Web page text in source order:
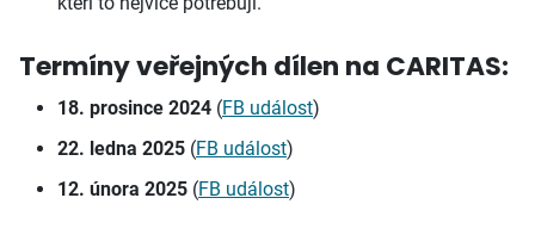
Termíny veřejných dílen na CARITAS:
18. prosince 2024 (FB událost)
22. ledna 2025 (FB událost)
12. února 2025 (FB událost)